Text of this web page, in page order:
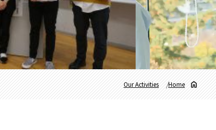
Home
Our Activities